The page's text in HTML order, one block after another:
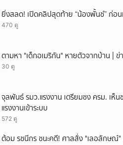
ยิ่งสลด! เปิดคลิปสุดท้าย “น้องพั้นช์” ก่อ
470 ดู
ตามหา "เด็กอเมริกัน" หายตัวจากบ้าน | ข่
30 ดู
จุลพันธ์ รมว.แรงงาน เตรียมชง ครม. เห็
แรงงานเข้าระบบ
572 ดู
ต้อม รชนีกร ชนะคดี! ศาลสั่ง "เลอลักษณ์"